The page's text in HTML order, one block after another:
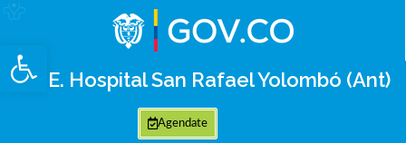
Abrir barra de herramientas
E.S.E. Hospital San Rafael Yolombó (Ant)
Agendate